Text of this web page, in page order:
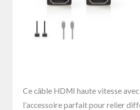
Ce câble HDMI haute vitesse
l’accessoire parfait pour relier